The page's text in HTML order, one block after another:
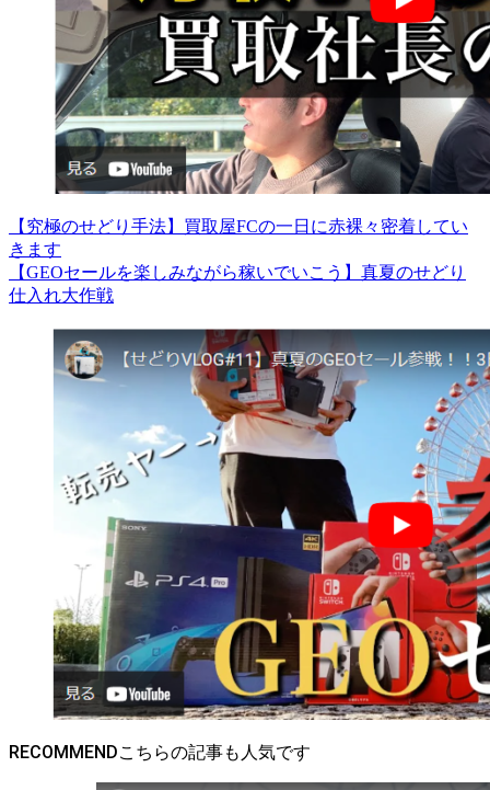
【究極のせどり手法】買取屋FCの一日に赤裸々密着してい
きます
【GEOセールを楽しみながら稼いでいこう】真夏のせどり
仕入れ大作戦
RECOMMEND